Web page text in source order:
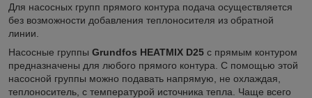
Для насосных групп прямого контура подача осуществляется
без возможности добавления теплоносителя из обратной
линии.
Насосные группы Grundfos HEATMIX D25 с прямым контуром
предназначены для любого прямого контура. С помощью этой
насосной группы можно подавать напрямую, не охлаждая,
теплоноситель, с температурой источника тепла. Чаще всего